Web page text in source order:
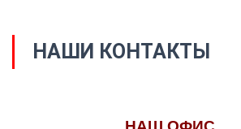
НАШИ КОНТАКТЫ